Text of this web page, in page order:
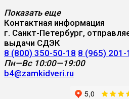
Показать еще
Контактная информация
г. Санкт-Петербург,
выдачи СДЭК
8 (800) 350-50-18 8 (965) 201-
Пн—Вс 10:00—19:00
b4@zamkidveri.ru